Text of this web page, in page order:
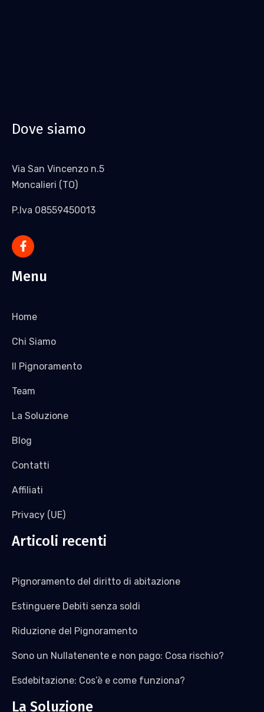
Dove siamo
Via San Vincenzo n.5
Moncalieri (TO)
P.Iva 08559450013
Menu
Home
Chi Siamo
Il Pignoramento
Team
La Soluzione
Blog
Contatti
Affiliati
Privacy (UE)
Articoli recenti
Pignoramento del diritto di abitazione
Estinguere Debiti senza soldi
Riduzione del Pignoramento
Sono un Nullatenente e non pago: Cosa rischio?
Esdebitazione: Cos’è e come funziona?
La Soluzione